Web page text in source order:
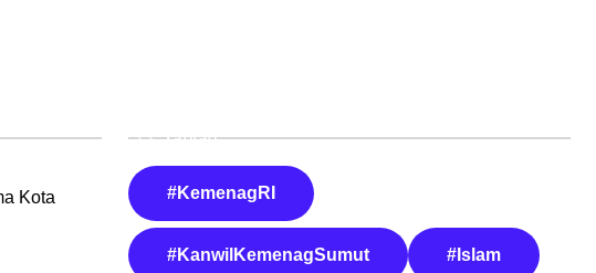
Kota
Tautan
#KemenagRI
#KanwilKemenagSumut #Islam